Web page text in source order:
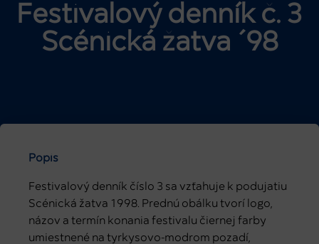
Festivalový denník č. 3
Scénická žatva ´98
Popis
Festivalový denník číslo 3 sa vzťahuje k podujatiu
Scénická žatva 1998. Prednú obálku tvorí logo,
názov a termín konania festivalu čiernej farby
umiestnené na tyrkysovo-modrom pozadí,